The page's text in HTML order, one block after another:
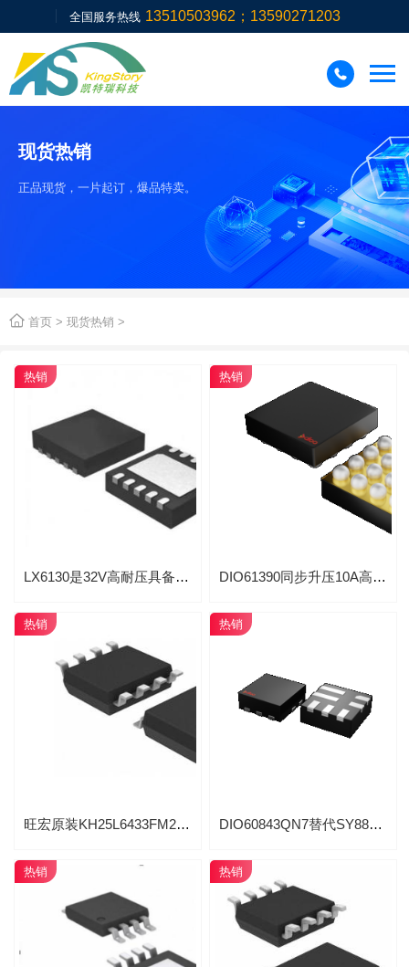
全国服务热线 13510503962；13590271203

现货热销
正品现货，一片起订，爆品特卖。
 首页 > 现货热销 >
热销
LX6130是32V高耐压具备22V带OVP保护功能完整的降压同步开关型1-4串磷酸铁锂电池、锂离子、锂聚合物电池充电管理芯片
热销
DIO61390同步升压10A高功率高频大电流DCDC升压转换器芯片
热销
旺宏原装KH25L6433FM2I-08G 64M-BIT NOR FLASH现货
热销
DIO60843QN7替代SY8843QWC和SYV843AQWC电流3A同步降压DCDC芯片
热销 热销